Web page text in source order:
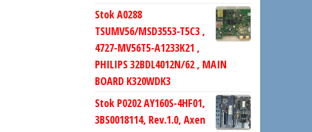
Stok A0288
TSUMV56/MSD3553-T5C3 ,
4727-MV56T5-A1233K21 ,
PHILIPS 32BDL4012N/62 , MAIN
BOARD K320WDK3
Stok P0202 AY160S-4HF01,
3BS0018114, Rev.1.0, Axen